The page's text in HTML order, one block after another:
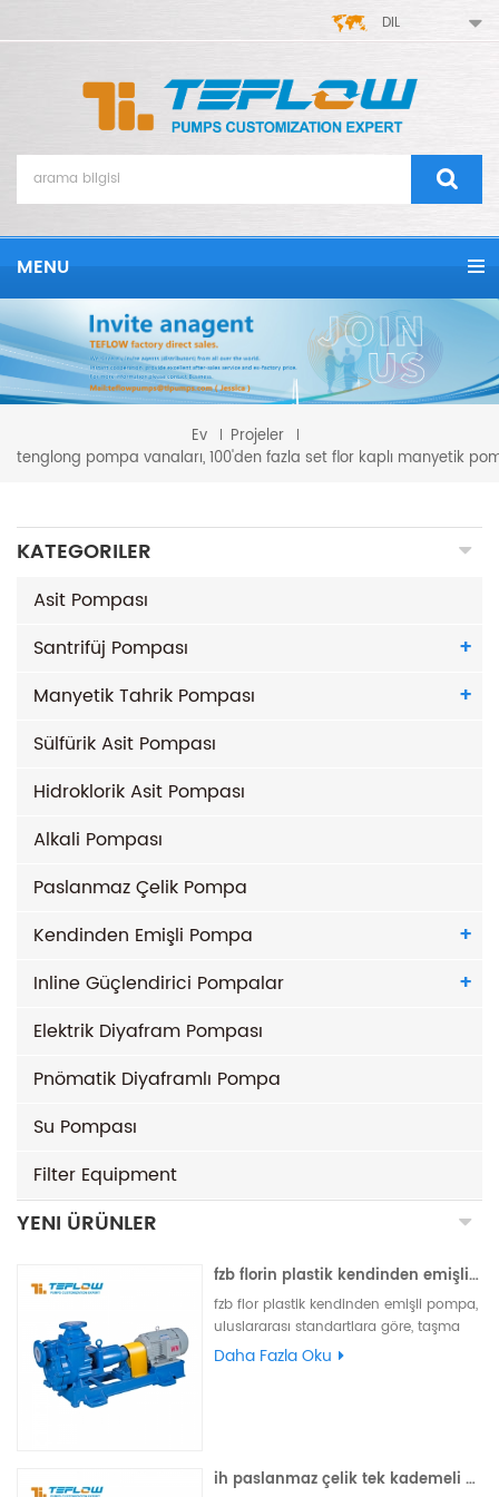
DIL
MENU
Ev
Projeler
tenglong pompa vanaları, 100'den fazla set flor kaplı manyetik
KATEGORILER
Asit Pompası
Santrifüj Pompası
Manyetik Tahrik Pompası
Sülfürik Asit Pompası
Hidroklorik Asit Pompası
Alkali Pompası
Paslanmaz Çelik Pompa
Kendinden Emişli Pompa
Inline Güçlendirici Pompalar
Elektrik Diyafram Pompası
Pnömatik Diyaframlı Pompa
Su Pompası
Filter Equipment
YENI ÜRÜNLER
fzb florin plastik kendinden emişli pompa
fzb flor plastik kendinden emişli pompa,
uluslararası standartlara göre, taşma
parçaları flor plastik, yük taşıyan
Daha Fazla Oku
ih paslanmaz çelik tek kademeli deniz suyu tuzlu su santrifüj pompa